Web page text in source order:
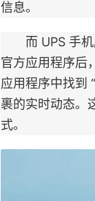
信息。
而 UPS 手机
官方应用程序后
应用程序中找到
裹的实时动态。
式。